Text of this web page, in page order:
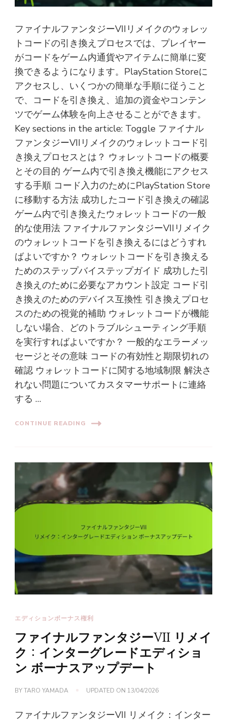
ファイナルファンタジーVIIリメイクのウォレッ
トコードの引き換えプロセスでは、プレイヤー
がコードをゲーム内通貨やアイテムに簡単に変
換できるようになります。PlayStation Storeに
アクセスし、いくつかの簡単な手順に従うこと
で、コードを引き換え、追加の資金やコンテン
ツでゲーム体験を向上させることができます。
Key sections in the article: Toggle ファイナル
ファンタジーVIIリメイクのウォレットコード引
き換えプロセスとは？ ウォレットコードの概要
とその目的 ゲーム内で引き換え機能にアクセス
する手順 コード入力のためにPlayStation Store
に移動する方法 成功したコード引き換えの確認
ゲーム内で引き換えたウォレットコードの一般
的な使用法 ファイナルファンタジーVIIリメイク
のウォレットコードを引き換えるにはどうすれ
ばよいですか？ ウォレットコードを引き換える
ためのステップバイステップガイド 成功した引
き換えのために必要なアカウント設定 コード引
き換えのためのデバイス互換性 引き換えプロセ
スのための視覚的補助 ウォレットコードが機能
しない場合、どのトラブルシューティング手順
を実行すればよいですか？ 一般的なエラーメッ
セージとその意味 コードの有効性と期限切れの
確認 ウォレットコードに関する地域制限 解決さ
れない問題についてカスタマーサポートに連絡
する …
CONTINUE READING
エディションボーナス権利
ファイナルファンタジーVII リメイ
ク：インターグレードエディショ
ン ボーナスアップデート
BYTARO YAMADA UPDATED ON 13/04/2026
ファイナルファンタジーVII リメイク：インター